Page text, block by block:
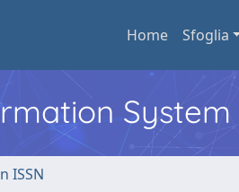
Home Sfoglia
System
ISSN